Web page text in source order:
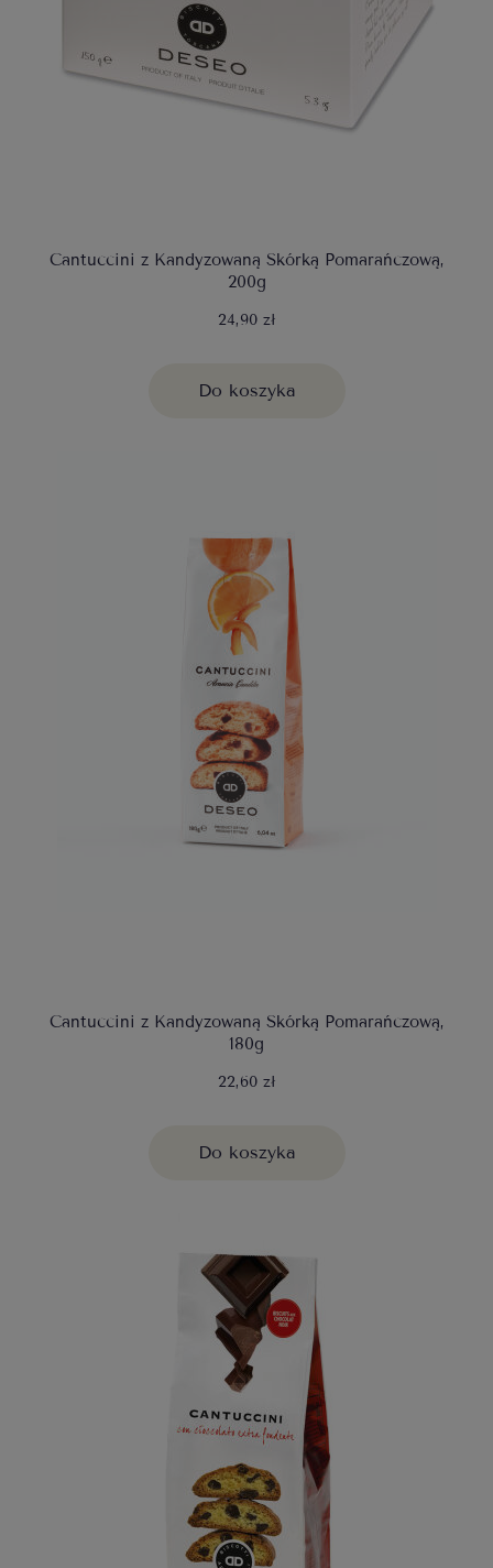
Cantuccini z Kandyzowaną Skórką Pomarańczową,
200g
24,90 zł
Do koszyka
Cantuccini z Kandyzowaną Skórką Pomarańczową,
180g
22,60 zł
Do koszyka